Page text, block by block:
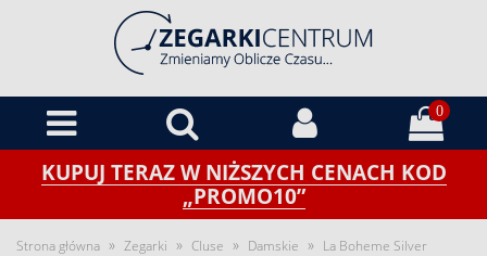
0
KUPUJ TERAZ W NIŻSZYCH CENACH KOD
„PROMO10”
Strona główna » Zegarki » Cluse » Damskie » La Boheme Silver